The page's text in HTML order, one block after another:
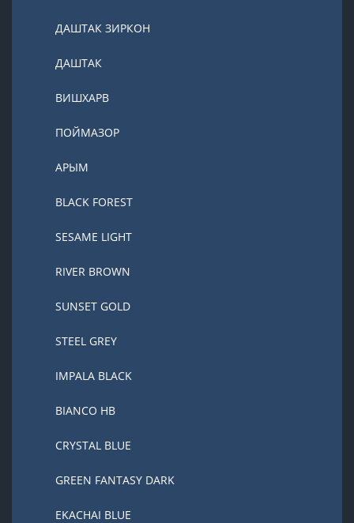
ДАШТАК ЗИРКОН
ДАШТАК
ВИШХАРВ
ПОЙМАЗОР
АРЫМ
BLACK FOREST
SESAME LIGHT
RIVER BROWN
SUNSET GOLD
STEEL GREY
IMPALA BLACK
BIANCO HB
CRYSTAL BLUE
GREEN FANTASY DARK
EKACHAI BLUE